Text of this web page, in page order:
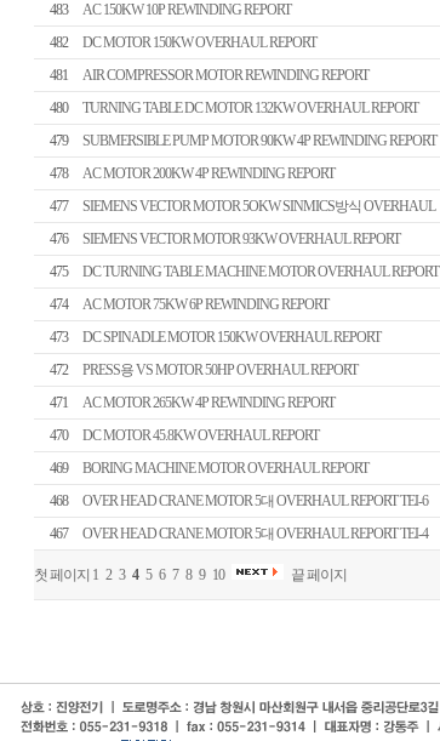
483
AC 150KW 10P REWINDING REPORT
482
DC MOTOR 150KW OVERHAUL REPORT
481
AIR COMPRESSOR MOTOR REWINDING REPORT
480
TURNING TABLE DC MOTOR 132KW OVERHAUL REPORT
479
SUBMERSIBLE PUMP MOTOR 90KW 4P REWINDING REPORT
478
AC MOTOR 200KW 4P REWINDING REPORT
477
SIEMENS VECTOR MOTOR 5OKW SINMICS방식 OVERHAUL
476
SIEMENS VECTOR MOTOR 93KW OVERHAUL REPORT
475
DC TURNING TABLE MACHINE MOTOR OVERHAUL REPORT
474
AC MOTOR 75KW 6P REWINDING REPORT
473
DC SPINADLE MOTOR 150KW OVERHAUL REPORT
472
PRESS용 VS MOTOR 50HP OVERHAUL REPORT
471
AC MOTOR 265KW 4P REWINDING REPORT
470
DC MOTOR 45.8KW OVERHAUL REPORT
469
BORING MACHINE MOTOR OVERHAUL REPORT
468
OVER HEAD CRANE MOTOR 5대 OVERHAUL REPORT TEI-6
467
OVER HEAD CRANE MOTOR 5대 OVERHAUL REPORT TEI-4
첫 페이지 1 2 3 4 5 6 7 8 9 10 끝 페이지